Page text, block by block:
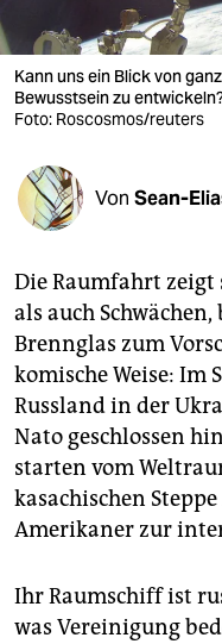
verlag
verlag
shop
fragen & hilfe
unterstützen
abo
genossenschaft
epaper login
Kann uns ein Blick von
Bewusstsein zu
Foto: Roscosmos/reuters
Von Sean-
Die Raumfahrt zeigt
als auch
Brennglas zum
komische Weise: Im
Russland in der
Nato geschlossen
starten vom
kasachischen
Amerikaner zur
Ihr Raumschiff ist
was Vereinigung